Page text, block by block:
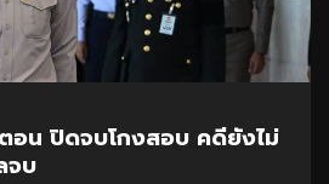
อน ปิดจบโกงสอบ คดียังไม่
จบ